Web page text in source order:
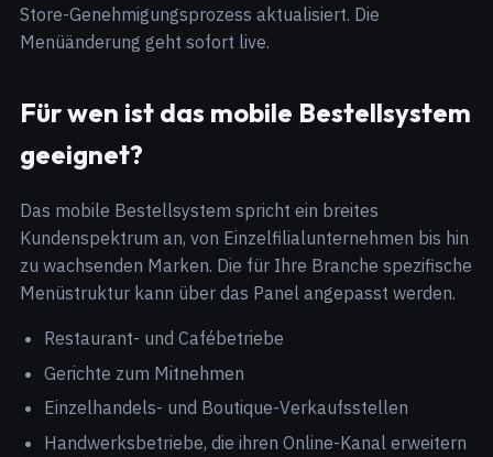
Store-Genehmigungsprozess aktualisiert. Die
Menüänderung geht sofort live.
Für wen ist das mobile Bestellsystem
geeignet?
Das mobile Bestellsystem spricht ein breites
Kundenspektrum an, von Einzelfilialunternehmen bis hin
zu wachsenden Marken. Die für Ihre Branche spezifische
Menüstruktur kann über das Panel angepasst werden.
Restaurant- und Cafébetriebe
Gerichte zum Mitnehmen
Einzelhandels- und Boutique-Verkaufsstellen
Handwerksbetriebe, die ihren Online-Kanal erweitern